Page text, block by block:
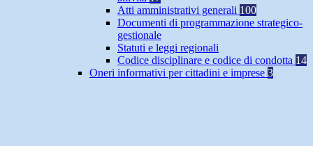
Atti amministrativi generali 100
Documenti di programmazione strategico-
gestionale
Statuti e leggi regionali
Codice disciplinare e codice di condotta 14
Oneri informativi per cittadini e imprese 3